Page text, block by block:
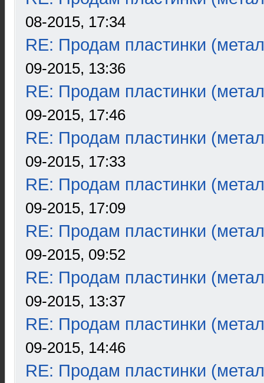
08-2015, 17:34
RE: Продам пластинки
09-2015, 13:36
RE: Продам пластинки
09-2015, 17:46
RE: Продам пластинки
09-2015, 17:33
RE: Продам пластинки
09-2015, 17:09
RE: Продам пластинки
09-2015, 09:52
RE: Продам пластинки
09-2015, 13:37
RE: Продам пластинки
09-2015, 14:46
RE: Продам пластинки